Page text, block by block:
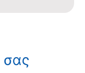
σας